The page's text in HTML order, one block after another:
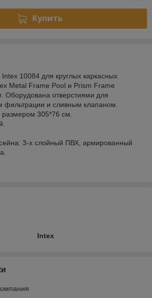
Купить
10084 для круглых каркасных
Metal Frame Pool и Prism Frame
Оборудована отверстиями для
фильтрации и сливным клапаном.
305*76 см.
3-х слойный ПВХ, армированный
Intex